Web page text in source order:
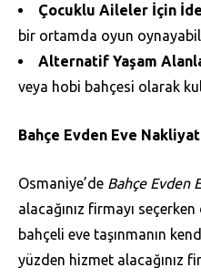
Çocuklu Aileler İçin
bir ortamda oyun
Alternatif Yaşam
veya hobi bahçesi olarak
Bahçe Evden Eve
Osmaniye’de Bahçe Evden
alacağınız firmayı
bahçeli eve taşınmanın
yüzden hizmet alacağınız